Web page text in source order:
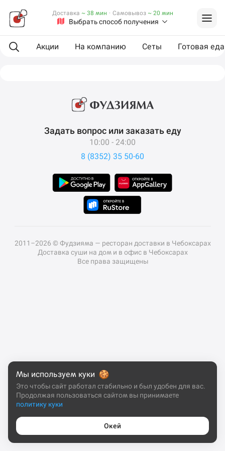
Выбрать способ получения
Доставка ~ 38 мин · Самовывоз ~ 20 мин
Акции На компанию Сеты Готовая еда
Задать вопрос или заказать еду
10:00 - 24:00
8 (8352) 35 50-60
2011–2026 © Фудзияма — ресторан доставки в Чебоксарах
Доставка суши на дом и в офис в Чебоксарах
Все права защищены
Мы используем куки
Это чтобы сайт работал стабильно и был удобен для вас.
Продолжая пользоваться сайтом вы принимаете
политику куки
Окей